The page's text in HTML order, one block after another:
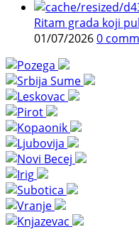
Ritam grada koji
01/07/20260